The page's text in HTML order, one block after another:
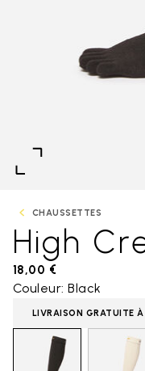
CHAUSSETTES
High
18,00 €
Couleur: Black
LIVRAISON GRATUITE